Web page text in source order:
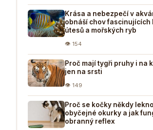
Krása a nebezpečí v
obnáší chov fascinujících
útesů a mořských ryb
👁 154
Proč mají tygři pruhy i na
jen na srsti
👁 149
Proč se kočky někdy
obyčejné okurky a jak
obranný reflex